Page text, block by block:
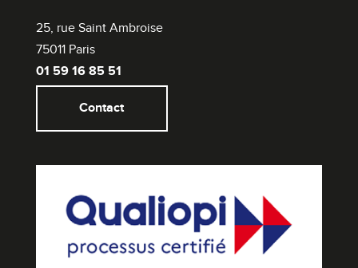
25, rue Saint Ambroise
75011 Paris
01 59 16 85 51
Contact